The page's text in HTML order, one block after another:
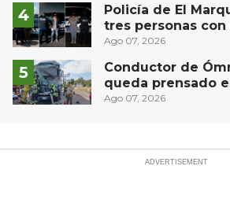
Policía de El
tres personas
narcóticos
Ago 07, 2026
Conductor de
queda prensado
materialista en
Ago 07, 2026